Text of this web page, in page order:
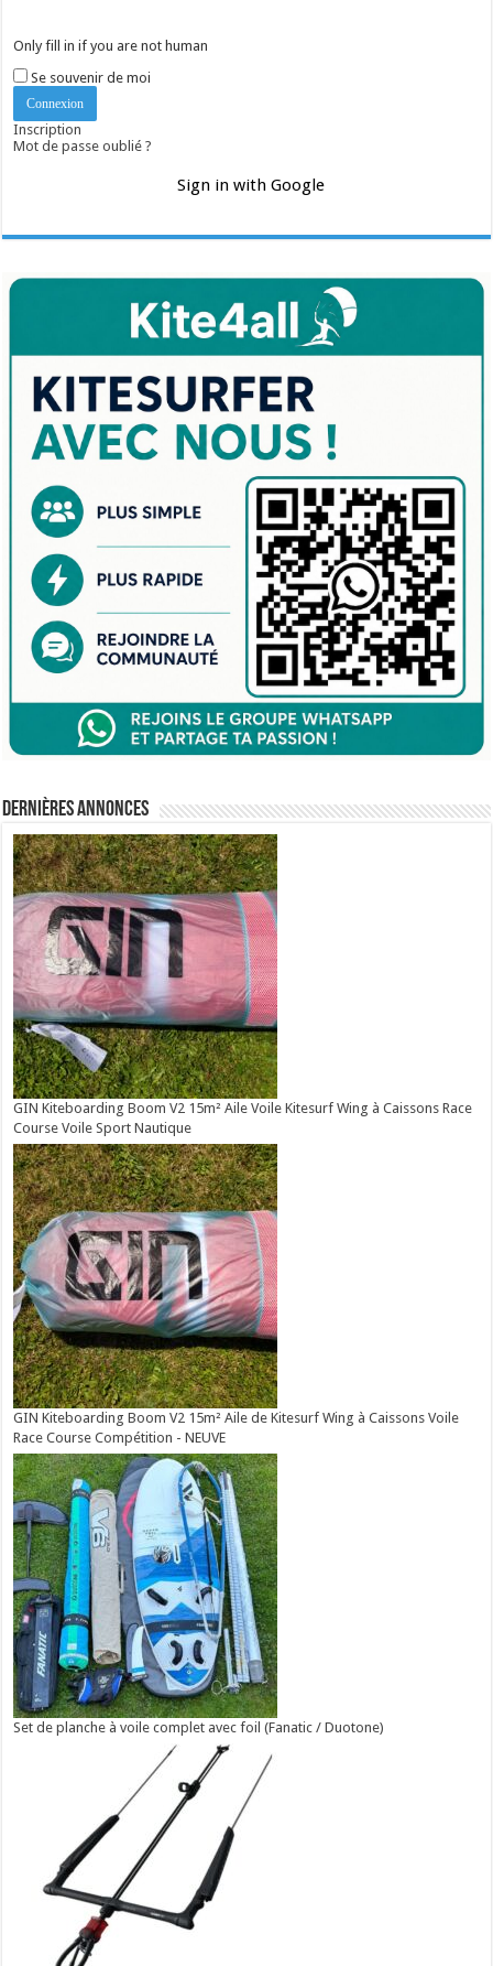
Only fill in if you are not human
Se souvenir de moi
Inscription
Mot de passe oublié ?
Sign in with Google
Dernières annonces
GIN Kiteboarding Boom V2 15m² Aile Voile Kitesurf Wing à Caissons Race
Course Voile Sport Nautique
GIN Kiteboarding Boom V2 15m² Aile de Kitesurf Wing à Caissons Voile
Race Course Compétition - NEUVE
Set de planche à voile complet avec foil (Fanatic / Duotone)